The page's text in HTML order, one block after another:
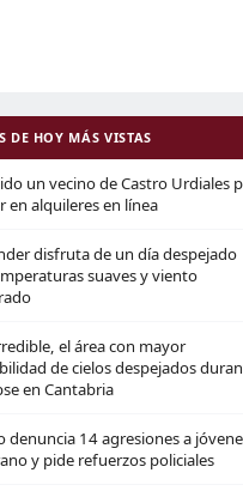
DE HOY MÁS VISTAS
un vecino de Castro Urdiales
en alquileres en línea
disfruta de un día despejado
suaves y viento
el área con mayor
de cielos despejados
en Cantabria
denuncia 14 agresiones a
y pide refuerzos policiales